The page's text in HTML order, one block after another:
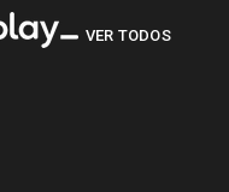
VER TODOS